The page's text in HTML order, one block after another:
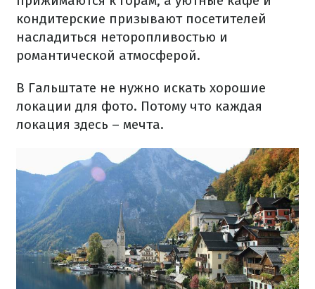
кондитерские призывают посетителей
насладиться неторопливостью и
романтической атмосферой.
В Гальштате не нужно искать хорошие
локации для фото. Потому что каждая
локация здесь – мечта.